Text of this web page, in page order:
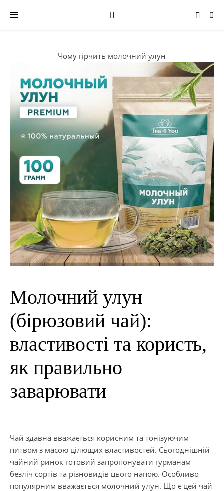
Чому гірчить молочний улун
Молочний улун
(бірюзовий чай):
властивості та користь,
як правильно
заварювати
Чай здавна вважається корисним та тонізуючим
питвом з масою цілющих властивостей. Сьогоднішній
чайний ринок готовий запропонувати гурманам
безліч сортів та різновидів цього напою. Особливо
популярним вважається молочний улун. Що є цей чай